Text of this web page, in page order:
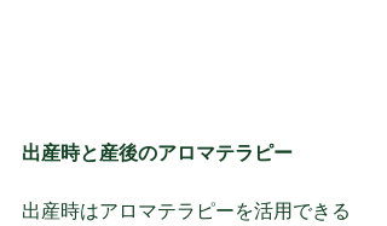
出産時と産後のアロマテラピー
出産時はアロマテラピーを活用できる